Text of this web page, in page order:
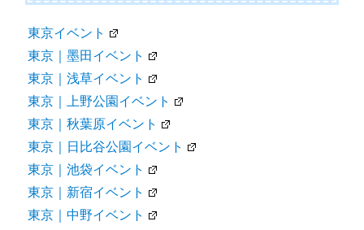
東京イベント
東京｜墨田イベント
東京｜浅草イベント
東京｜上野公園イベント
東京｜秋葉原イベント
東京｜日比谷公園イベント
東京｜池袋イベント
東京｜新宿イベント
東京｜中野イベント